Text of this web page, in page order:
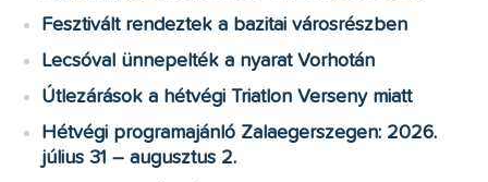
Fesztivált rendeztek a bazitai városrészben
Lecsóval ünnepelték a nyarat Vorhotán
Útlezárások a hétvégi Triatlon Verseny miatt
Hétvégi programajánló Zalaegerszegen: 2026.
július 31 – augusztus 2.